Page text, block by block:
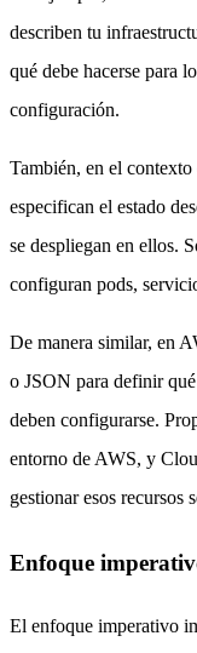
describen tu
qué debe hacerse para
configuración.
También, en el
especifican el estado
se despliegan en ellos.
configuran pods,
De manera similar, en
o JSON para definir
deben configurarse.
entorno de AWS, y
gestionar esos recursos
Enfoque
El enfoque imperativo